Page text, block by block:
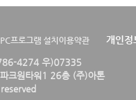
PC프로그램 설치이용약관 개인정
4274 우)07335
크원타워1 26층 (주)아톤